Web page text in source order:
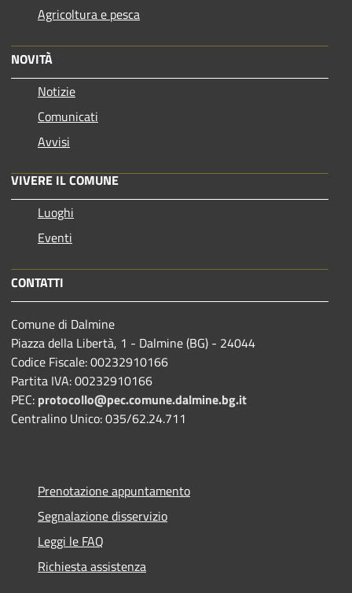
Agricoltura e pesca
NOVITÀ
Notizie
Comunicati
Avvisi
VIVERE IL COMUNE
Luoghi
Eventi
CONTATTI
Comune di Dalmine
Piazza della Libertà, 1 - Dalmine (BG) - 24044
Codice Fiscale: 00232910166
Partita IVA: 00232910166
PEC: protocollo@pec.comune.dalmine.bg.it
Centralino Unico: 035/62.24.711
Prenotazione appuntamento
Segnalazione disservizio
Leggi le FAQ
Richiesta assistenza